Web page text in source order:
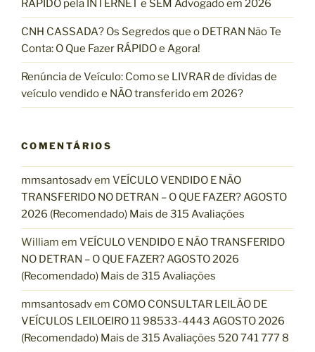
RÁPIDO pela INTERNET e SEM Advogado em 2026
CNH CASSADA? Os Segredos que o DETRAN Não Te
Conta: O Que Fazer RÁPIDO e Agora!
Renúncia de Veículo: Como se LIVRAR de dívidas de
veículo vendido e NÃO transferido em 2026?
COMENTÁRIOS
mmsantosadvem VEÍCULO VENDIDO E NÃO
TRANSFERIDO NO DETRAN – O QUE FAZER? AGOSTO
2026 (Recomendado) Mais de 315 Avaliações
William em VEÍCULO VENDIDO E NÃO TRANSFERIDO
NO DETRAN – O QUE FAZER? AGOSTO 2026
(Recomendado) Mais de 315 Avaliações
mmsantosadvem COMO CONSULTAR LEILÃO DE
VEÍCULOS LEILOEIRO 11 98533-4443 AGOSTO 2026
(Recomendado) Mais de 315 Avaliações 520 741 777 8